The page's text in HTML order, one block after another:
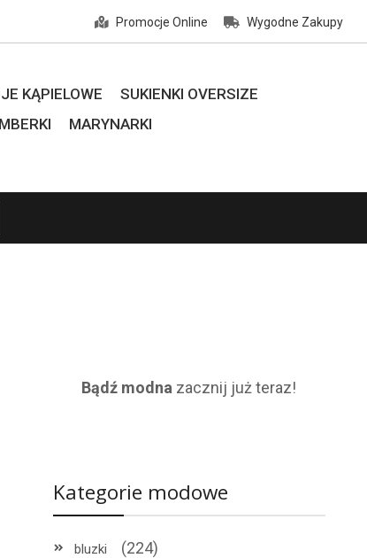
Promocje Online Wygodne Zakupy
KĄPIELOWE
SUKIENKI OVERSIZE
MARYNARKI
Bądź modna zacznij już teraz!
Kategorie modowe
bluzki (224)